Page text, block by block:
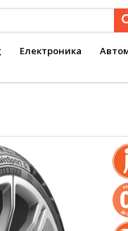
Електроника